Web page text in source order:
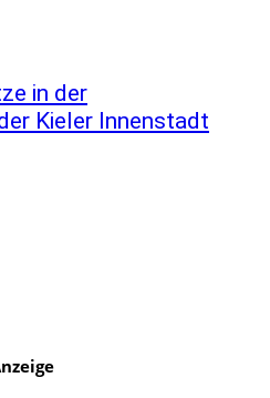
in der
Kieler Innenstadt